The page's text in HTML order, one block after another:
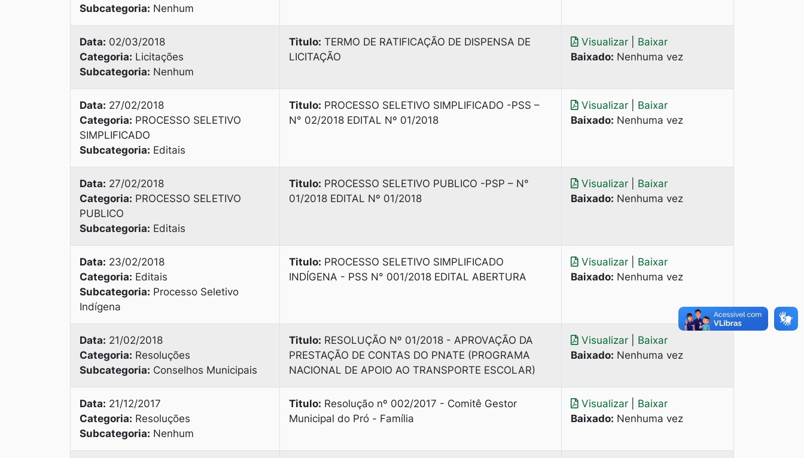
Subcategoria: Nenhum
Data: 02/03/2018
Categoria: Licitações
Subcategoria: Nenhum
Titulo: TERMO DE RATIFICAÇÃO DE DISPENSA DE
LICITAÇÃO
Visualizar
Baixar
Baixado: Nenhuma vez
Data: 27/02/2018
Categoria: PROCESSO SELETIVO
SIMPLIFICADO
Subcategoria: Editais
Titulo: PROCESSO SELETIVO SIMPLIFICADO -PSS –
N° 02/2018 EDITAL Nº 01/2018
Visualizar
Baixar
Baixado: Nenhuma vez
Data: 27/02/2018
Categoria: PROCESSO SELETIVO
PUBLICO
Subcategoria: Editais
Titulo: PROCESSO SELETIVO PUBLICO -PSP – N°
01/2018 EDITAL Nº 01/2018
Visualizar
Baixar
Baixado: Nenhuma vez
Data: 23/02/2018
Categoria: Editais
Subcategoria: Processo Seletivo
Indígena
Titulo: PROCESSO SELETIVO SIMPLIFICADO
INDÍGENA - PSS N° 001/2018 EDITAL ABERTURA
Visualizar
Baixar
Baixado: Nenhuma vez
Data: 21/02/2018
Categoria: Resoluções
Subcategoria: Conselhos Municipais
Titulo: RESOLUÇÃO Nº 01/2018 - APROVAÇÃO DA
PRESTAÇÃO DE CONTAS DO PNATE (PROGRAMA
NACIONAL DE APOIO AO TRANSPORTE ESCOLAR)
Visualizar
Baixar
Baixado: Nenhuma vez
Data: 21/12/2017
Categoria: Resoluções
Subcategoria: Nenhum
Titulo: Resolução nº 002/2017 - Comitê Gestor
Municipal do Pró - Família
Visualizar
Baixar
Baixado: Nenhuma vez